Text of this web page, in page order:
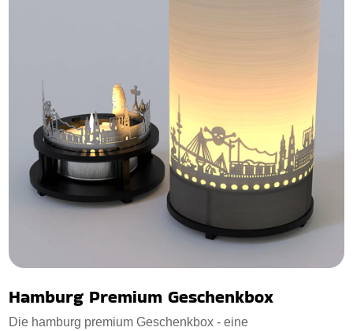
Hamburg Premium Geschenkbox
Die hamburg premium Geschenkbox - eine